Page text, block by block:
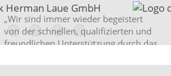
„Wir sind immer wieder be­geis­tert
von der schnel­len, quali­fizier­ten und
freund­lichen Unter­stützung durch das